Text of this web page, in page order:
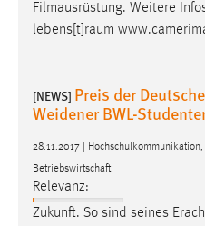
Filmausrüstung. Weitere
lebens[t]raum
[NEWS] Preis der
Weidener BWL-
28.11.2017 |
Betriebswirtschaft
Relevanz:
Zukunft. So sind seines